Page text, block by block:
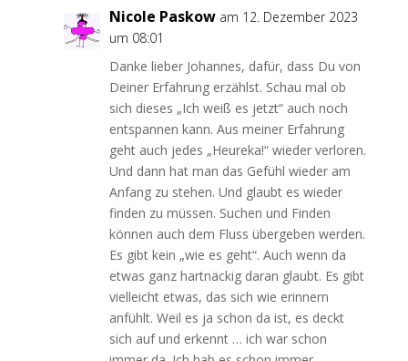
Nicole Paskow am 12. Dezember 2023
um 08:01
Danke lieber Johannes, dafür, dass Du von
Deiner Erfahrung erzählst. Schau mal ob
sich dieses „Ich weiß es jetzt“ auch noch
entspannen kann. Aus meiner Erfahrung
geht auch jedes „Heureka!“ wieder verloren.
Und dann hat man das Gefühl wieder am
Anfang zu stehen. Und glaubt es wieder
finden zu müssen. Suchen und Finden
können auch dem Fluss übergeben werden.
Es gibt kein „wie es geht“. Auch wenn da
etwas ganz hartnäckig daran glaubt. Es gibt
vielleicht etwas, das sich wie erinnern
anfühlt. Weil es ja schon da ist, es deckt
sich auf und erkennt … ich war schon